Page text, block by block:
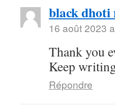
black dhoti
16 août 2023
Thank you
Keep
Répondre